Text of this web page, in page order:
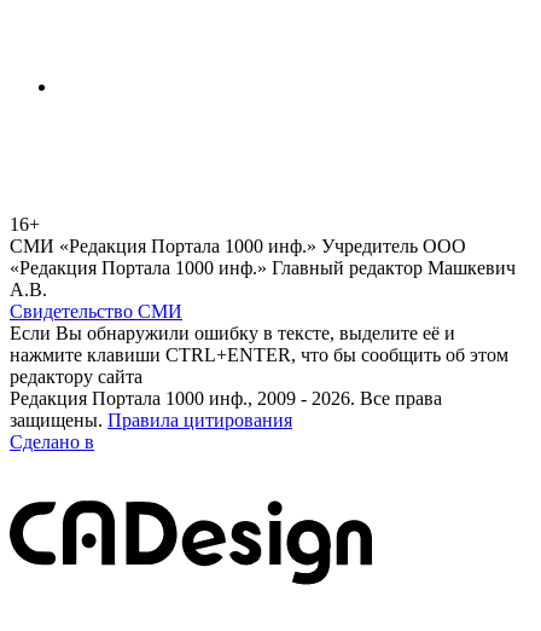
16+
СМИ «Редакция Портала 1000 инф.» Учредитель ООО
«Редакция Портала 1000 инф.» Главный редактор Машкевич
А.В.
Свидетельство СМИ
Если Вы обнаружили ошибку в тексте, выделите её и
нажмите клавиши CTRL+ENTER, что бы сообщить об этом
редактору сайта
Редакция Портала 1000 инф., 2009 - 2026. Все права
защищены. Правила цитирования
Сделано в